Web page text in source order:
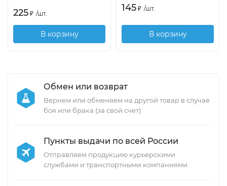
225 ₽ /шт.
В корзину
145 ₽ /шт.
В корзину
Обмен или возврат
Вернем или обменяем на другой товар в случае
боя или брака (за свой счет).
Пункты выдачи по всей России
Отправляем продукцию курьерскими
службами и транспортными компаниями.